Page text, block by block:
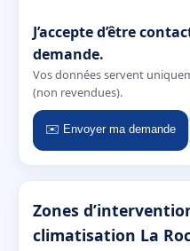
J’accepte d’être
demande.
Vos données servent
(non revendues).
✉️ Envoyer ma demande
Zones
climatisation La